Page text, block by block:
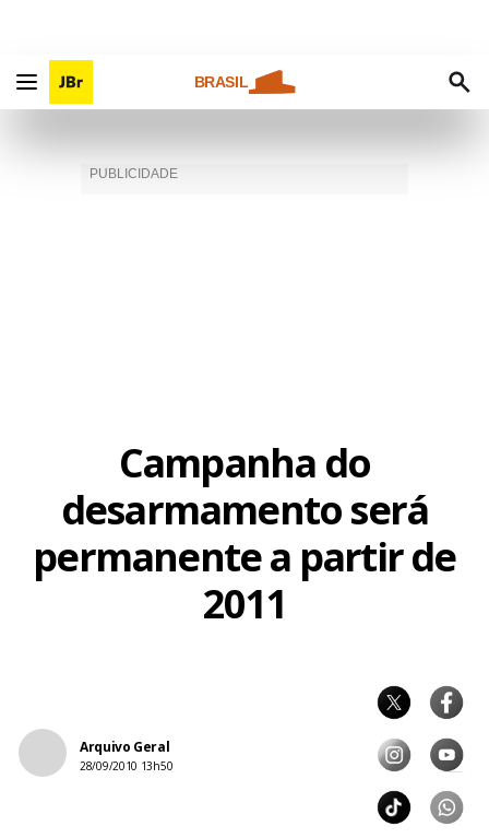
BRASIL
Campanha do
desarmamento será
permanente a partir de
2011
Arquivo Geral
28/09/2010 13h50